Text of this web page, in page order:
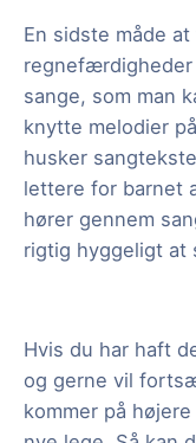
En sidste måde
regnefærdigheder
sange, som man
knytte melodier
husker
lettere for barnet
hører gennem
rigtig hyggeligt at
Hvis du har haft
og gerne vil
kommer på